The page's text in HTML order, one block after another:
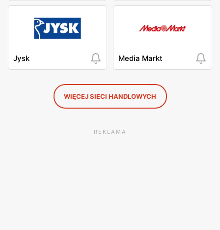
Jysk Media Markt
WIĘCEJ SIECI HANDLOWYCH
REKLAMA